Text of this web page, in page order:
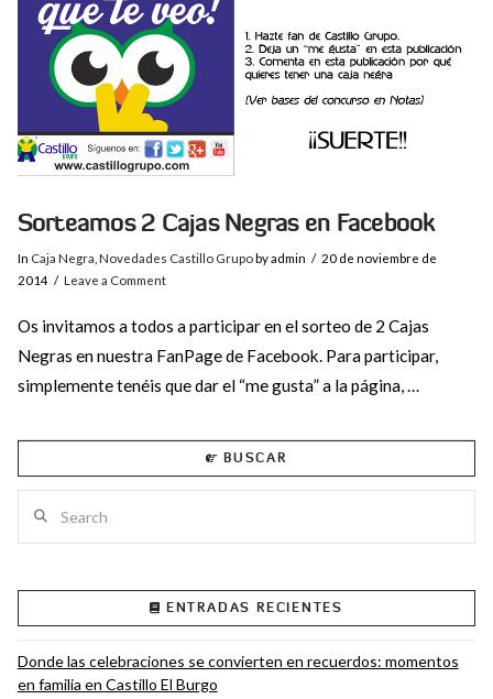
VIEW POST
Sorteamos 2 Cajas Negras en Facebook
In Caja Negra Novedades Castillo Grupoby admin
20 de noviembre de
2014
Leave a Comment
Os invitamos a todos a participar en el sorteo de 2 Cajas
Negras en nuestra FanPage de Facebook. Para participar,
simplemente tenéis que dar el “me gusta” a la página, …
BUSCAR
ENTRADAS RECIENTES
Donde las celebraciones se convierten en recuerdos: momentos
en familia en Castillo El Burgo